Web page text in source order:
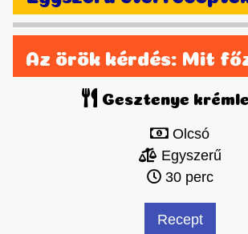
Az örök kérdés: Mit
Gesztenye
Olcsó
Egyszerű
30 perc
Recept